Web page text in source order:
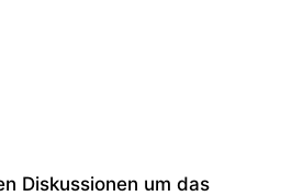
Diskussionen um das